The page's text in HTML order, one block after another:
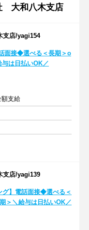
大和八木支店
支店/yagi154
面接◆選べる＜長期＞o
は日払いOK／
額支給
支店/yagi139
グ】電話面接◆選べる＜
＞＼給与は日払いOK／